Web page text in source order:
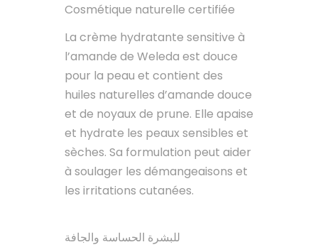
Cosmétique naturelle certifiée
La crème hydratante sensitive à
l’amande de Weleda est douce
pour la peau et contient des
huiles naturelles d’amande douce
et de noyaux de prune. Elle apaise
et hydrate les peaux sensibles et
sèches. Sa formulation peut aider
à soulager les démangeaisons et
les irritations cutanées.
للبشرة الحساسة والجافة